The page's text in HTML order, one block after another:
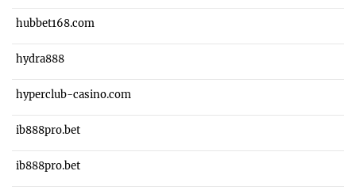
hubbet168.com
hydra888
hyperclub-casino.com
ib888pro.bet
ib888pro.bet